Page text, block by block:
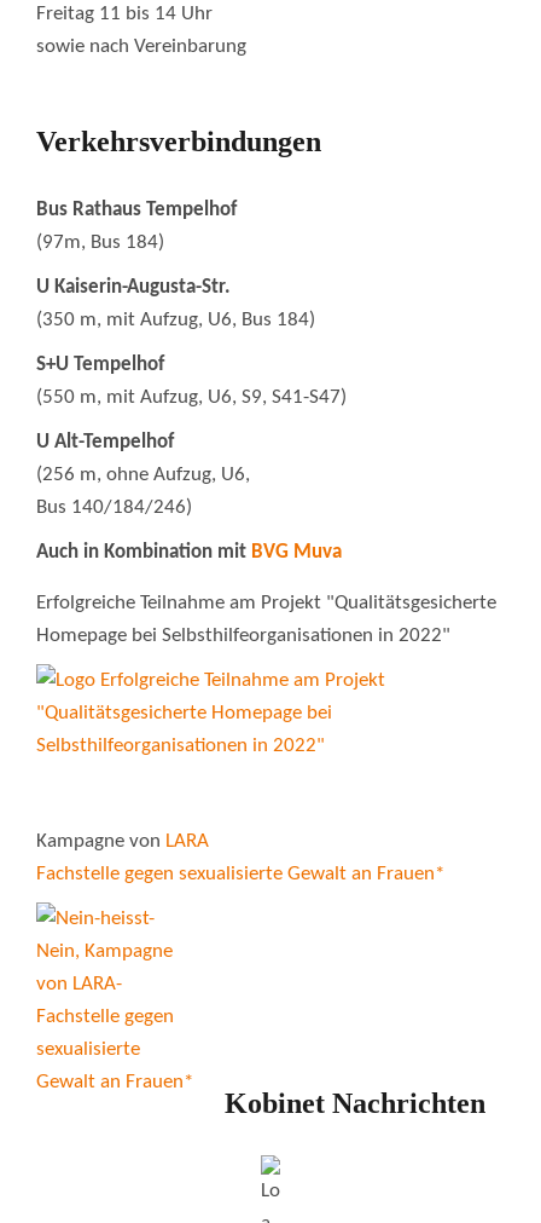
Freitag 11 bis 14 Uhr
sowie nach Vereinbarung
Verkehrsverbindungen
Bus Rathaus Tempelhof
(97m, Bus 184)
U Kaiserin-Augusta-Str.
(350 m, mit Aufzug, U6, Bus 184)
S+U Tempelhof
(550 m, mit Aufzug, U6, S9, S41-S47)
U Alt-Tempelhof
(256 m, ohne Aufzug, U6,
Bus 140/184/246)
Auch in Kombination mit BVG Muva
Erfolgreiche Teilnahme am Projekt "Qualitätsgesicherte
Homepage bei Selbsthilfeorganisationen in 2022"
Kampagne von LARA
Fachstelle gegen sexualisierte Gewalt an Frauen*
Kobinet Nachrichten